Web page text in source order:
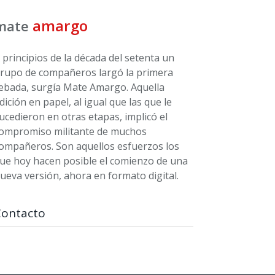
amargo
principios de la década del setenta un
de compañeros largó la primera
surgía Mate Amargo. Aquella
en papel, al igual que las que le
en otras etapas, implicó el
militante de muchos
Son aquellos esfuerzos los
hoy hacen posible el comienzo de una
versión, ahora en formato digital.